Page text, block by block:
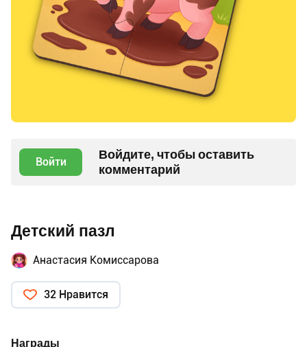
Войти
Войдите, чтобы оставить
комментарий
Детский пазл
Анастасия Комиссарова
32 Нравится
Награды